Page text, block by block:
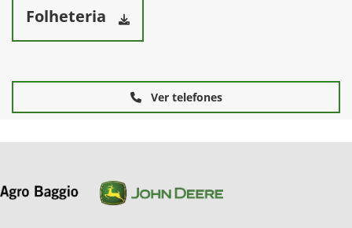
Folheteria
Ver telefones